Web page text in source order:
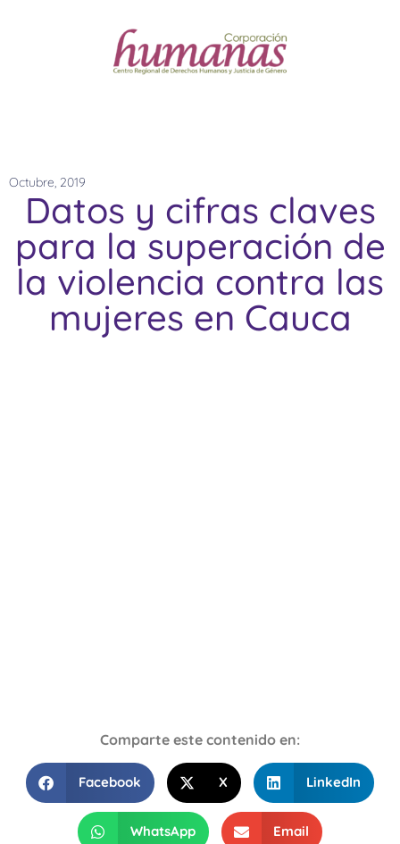
Octubre, 2019
Datos y cifras claves
para la superación de
la violencia contra las
mujeres en Cauca
Comparte este contenido en:
Facebook X LinkedIn
WhatsApp Email